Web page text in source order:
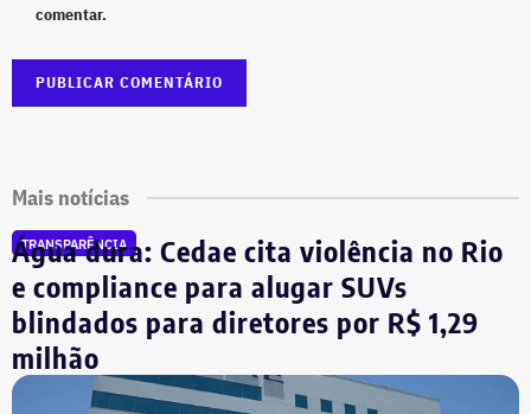
comentar.
Mais notícias
TRANSPARÊNCIA
Água dura: Cedae cita violência no Rio
e compliance para alugar SUVs
blindados para diretores por R$ 1,29
milhão